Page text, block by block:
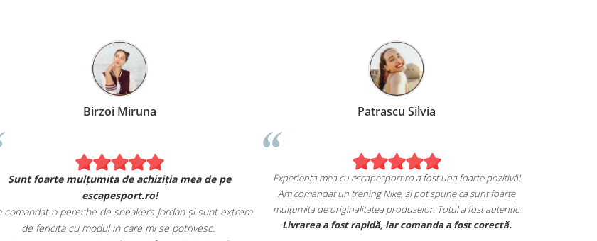
Birzoi Miruna
Sunt foarte mulțumita de achiziția mea de pe
escapesport.ro!
Am comandat o pereche de sneakers Jordan și sunt extrem
de fericita cu modul in care mi se potrivesc.
Patrascu Silvia
Experiența mea cu escapesport.ro a fost una foarte pozitivă!
Am comandat un trening Nike, și pot spune că sunt foarte
mulțumita de originalitatea produselor. Totul a fost autentic.
Livrarea a fost rapidă, iar comanda a fost corectă.